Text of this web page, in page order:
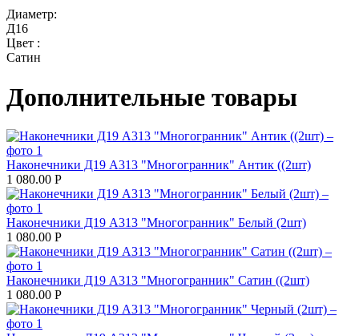
Диаметр:
Д16
Цвет :
Сатин
Дополнительные товары
Наконечники Д19 А313 "Многогранник" Антик ((2шт)
1 080.00 Р
Наконечники Д19 А313 "Многогранник" Белый (2шт)
1 080.00 Р
Наконечники Д19 А313 "Многогранник" Сатин ((2шт)
1 080.00 Р